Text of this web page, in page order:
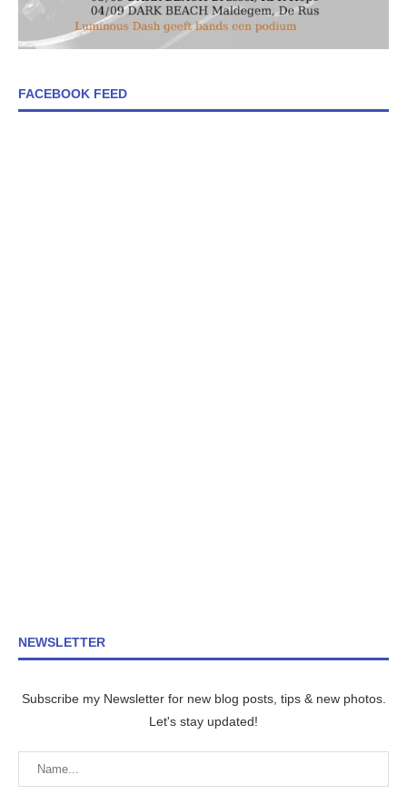
FACEBOOK FEED
NEWSLETTER
Subscribe my Newsletter for new blog posts, tips & new photos.
Let's stay updated!